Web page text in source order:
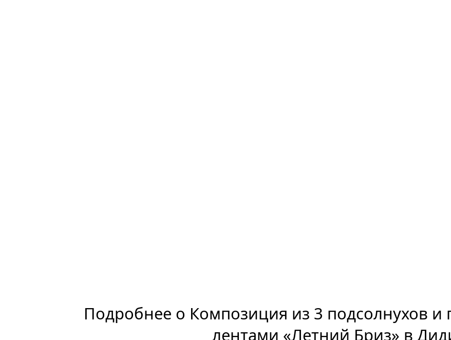
Подробнее о Композиция из 3 подсолнухов и
лентами «Летний Бриз» в